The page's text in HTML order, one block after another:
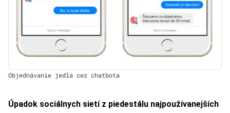
Objednávanie jedla cez chatbota
Úpadok sociálnych sietí z piedestálu najpoužívanejších